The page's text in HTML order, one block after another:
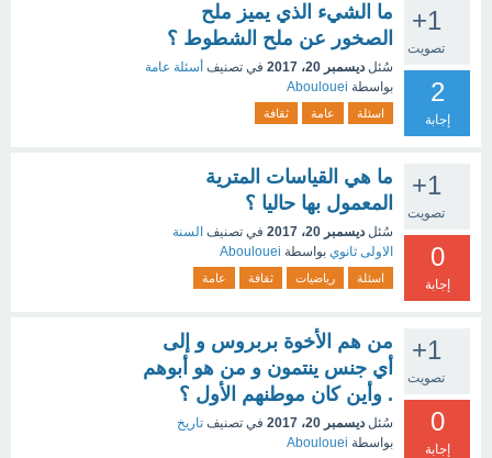
+1
تصويت
2
إجابة
ما الشيء الذي يميز ملح
الصخور عن ملح الشطوط ؟
سُئل ديسمبر 20، 2017 في تصنيف أسئلة عامة
بواسطة Aboulouei
اسئلة عامة ثقافة
+1
تصويت
0
إجابة
ما هي القياسات المترية
المعمول بها حاليا ؟
سُئل ديسمبر 20، 2017 في تصنيف السنة
الاولى ثانوي بواسطة Aboulouei
اسئلة رياضيات ثقافة عامة
+1
تصويت
0
إجابة
من هم الأخوة بربروس و إلى
أي جنس ينتمون و من هو أبوهم
. وأين كان موطنهم الأول ؟
سُئل ديسمبر 20، 2017 في تصنيف تاريخ
بواسطة Aboulouei